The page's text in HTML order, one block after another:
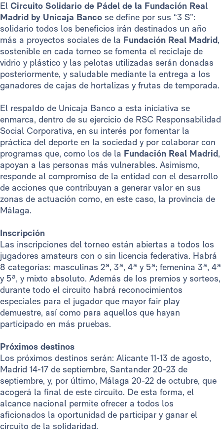
El Circuito Solidario de Pádel de la Fundación Real
Madrid by Unicaja Banco se define por sus “3 S”:
solidario todos los beneficios irán destinados un año
más a proyectos sociales de la Fundación Real Madrid,
sostenible en cada torneo se fomenta el reciclaje de
vidrio y plástico y las pelotas utilizadas serán donadas
posteriormente, y saludable mediante la entrega a los
ganadores de cajas de hortalizas y frutas de temporada.
El respaldo de Unicaja Banco a esta iniciativa se
enmarca, dentro de su ejercicio de RSC Responsabilidad
Social Corporativa, en su interés por fomentar la
práctica del deporte en la sociedad y por colaborar con
programas que, como los de la Fundación Real Madrid,
apoyan a las personas más vulnerables. Asimismo,
responde al compromiso de la entidad con el desarrollo
de acciones que contribuyan a generar valor en sus
zonas de actuación como, en este caso, la provincia de
Málaga.
Inscripción
Las inscripciones del torneo están abiertas a todos los
jugadores amateurs con o sin licencia federativa. Habrá
8 categorías: masculinas 2ª, 3ª, 4ª y 5ª; femenina 3ª, 4ª
y 5ª, y mixto absoluto. Además de los premios y sorteos,
durante todo el circuito habrá reconocimientos
especiales para el jugador que mayor fair play
demuestre, así como para aquellos que hayan
participado en más pruebas.
Próximos destinos
Los próximos destinos serán: Alicante 11-13 de agosto,
Madrid 14-17 de septiembre, Santander 20-23 de
septiembre, y, por último, Málaga 20-22 de octubre, que
acogerá la final de este circuito. De esta forma, el
alcance nacional permite ofrecer a todos los
aficionados la oportunidad de participar y ganar el
circuito de la solidaridad.